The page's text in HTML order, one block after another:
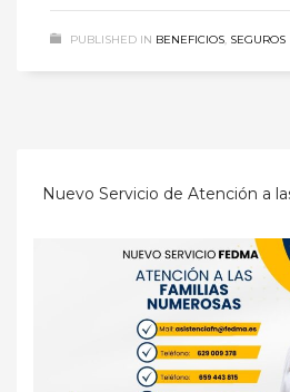
PUBLISHED IN BENEFICIOS, SEGUROS
Nuevo Servicio de Atención a